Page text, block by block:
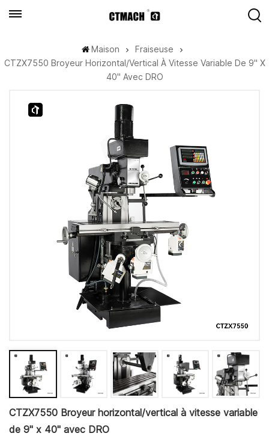
Maison
Fraiseuse
CTZX7550 Broyeur Horizontal/vertical À Vitesse Variable De 9" X
40" Avec DRO
CTZX7550 Broyeur horizontal/vertical à vitesse variable
de 9" x 40" avec DRO